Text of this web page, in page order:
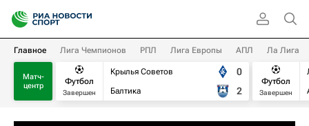
Главное Лига Чемпионов РПЛ Лига Европы АПЛ Ла Лига
Матч-
центр
Футбол
Завершен
Крылья Советов
Балтика
0
2
Футбол
Завершен